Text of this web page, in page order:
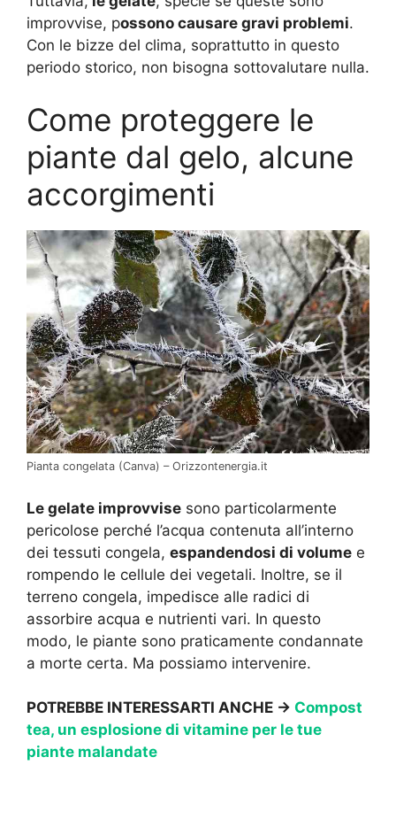
improvvise, possono causare gravi problemi.
Con le bizze del clima, soprattutto in questo
periodo storico, non bisogna sottovalutare nulla.
Come proteggere le
piante dal gelo, alcune
accorgimenti
Pianta congelata (Canva) – Orizzontenergia.it
Le gelate improvvise sono particolarmente
pericolose perché l’acqua contenuta all’interno
dei tessuti congela, espandendosi di volume e
rompendo le cellule dei vegetali. Inoltre, se il
terreno congela, impedisce alle radici di
assorbire acqua e nutrienti vari. In questo
modo, le piante sono praticamente condannate
a morte certa. Ma possiamo intervenire.
POTREBBE INTERESSARTI ANCHE → Compost
tea, un esplosione di vitamine per le tue
piante malandate